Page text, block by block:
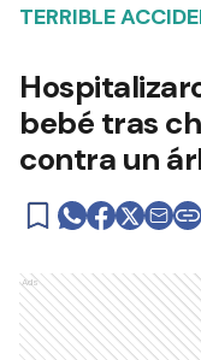
TERRIBLE
bebé tras
contra un
Ads